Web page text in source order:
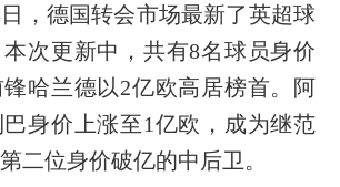
，德国转会市场最新了英超球
次更新中，共有8名球员身价
哈兰德以2亿欧高居榜首。阿
身价上涨至1亿欧，成为继范
二位身价破亿的中后卫。